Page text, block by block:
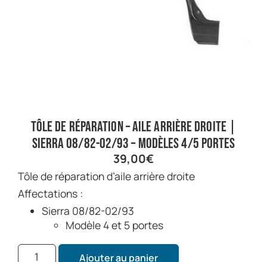
Tôle de réparation – aile arrière droite |
Sierra 08/82-02/93 – Modèles 4/5 portes
39,00€
Tôle de réparation d’aile arrière droite
Affectations :
Sierra 08/82-02/93
Modèle 4 et 5 portes
Ajouter au panier